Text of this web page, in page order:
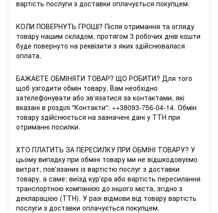
вартість послуги з доставки оплачується покупцем.
КОЛИ ПОВЕРНУТЬ ГРОШІ? Після отримання та огляду
товару нашим складом, протягом 3 робочих днів кошти
буде повернуто на реквізити з яких здійснювалася
оплата.
БАЖАЄТЕ ОБМIНЯТИ ТОВАР? ЩО РОБИТИ? Для того
щоб узгодити обмін товару, Вам необхідно
зателефонувати або зв'язатися за контактами, які
вказані в розділі "Контакти": ++38093-756-04-14. Обмін
товару здійснюється на зазначені дані у ТТН при
отриманні посилки.
ХТО ПЛАТИТЬ ЗА ПЕРЕСИЛКУ ПРИ ОБМIНI ТОВАРУ? У
цьому випадку при обміні товару ми не відшкодовуємо
витрат, пов'язаних із вартістю послуг з доставки
товару, а саме: виїзд кур'єра або вартість пересилання
транспортною компанією до іншого міста, згідно з
декларацією (ТТН). У разі відмови від товару вартість
послуги з доставки оплачується покупцем.